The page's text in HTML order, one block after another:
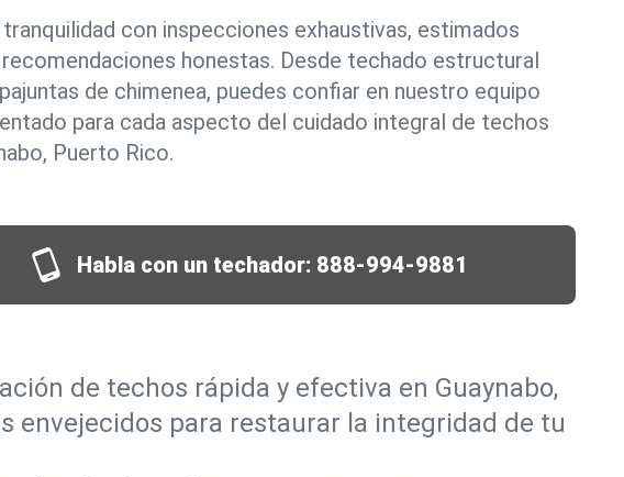
con inspecciones exhaustivas, estimados
honestas. Desde techado estructural
de chimenea, puedes confiar en nuestro equipo
para cada aspecto del cuidado integral de techos
Puerto Rico.
Habla con un techador: 888-994-9881
de techos rápida y efectiva en Guaynabo,
envejecidos para restaurar la integridad de tu